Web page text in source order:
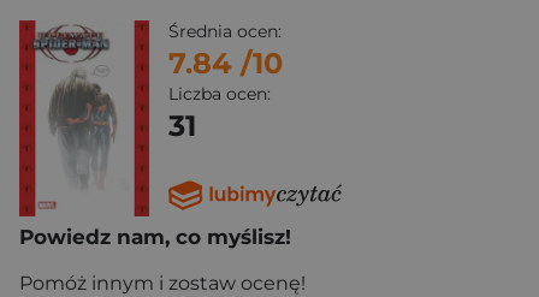
Średnia ocen:
7.84 /10
Liczba ocen:
31
Powiedz nam, co myślisz!
Pomóż innym i zostaw ocenę!